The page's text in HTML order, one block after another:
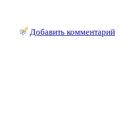
Добавить комментарий